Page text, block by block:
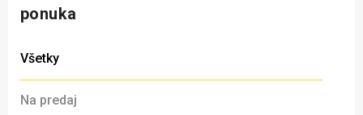
ponuka
Všetky
Na predaj